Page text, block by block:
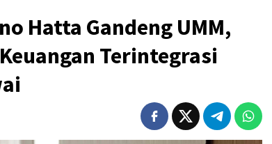
Hatta Gandeng UMM,
Terintegrasi